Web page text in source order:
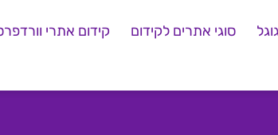
סוגי אתרים לקידום קידום אתרי